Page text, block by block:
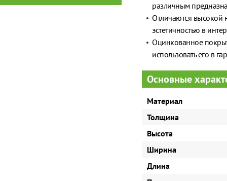
различным
Отличаются высокой
эстетичностью в
Оцинкованное
использовать его в
Основные
Материал
Толщина
Высота
Ширина
Длина